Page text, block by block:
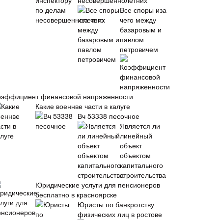
Все споры иза
чего между
базаровым и
павлом
петровичем
финансовой напряженности
Какие военнве части в калуге
Вч 53338 песочное
Является ли
линейный
объект
объектом
капитального
строительства
Юридические услуги для пенсионеров
бесплатно в красноярске
Юристы по банкротству
физических лиц в ростове